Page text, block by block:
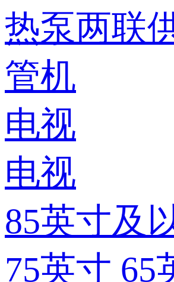
热泵两联
管机
电视
电视
85英寸及
75英寸 65